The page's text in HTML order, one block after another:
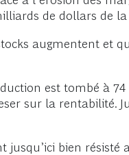
de dollars de la
augmentent et
est tombé à
sur la rentabilité.
jusqu’ici bien